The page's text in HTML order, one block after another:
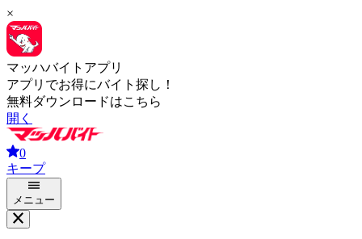
×
マッハバイトアプリ
アプリでお得にバイト探し！
無料ダウンロードはこちら
開く
0
キープ
メニュー